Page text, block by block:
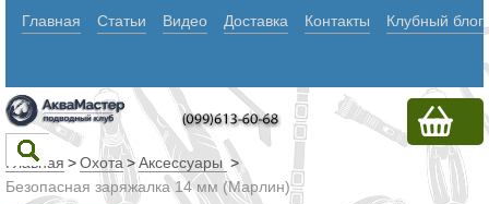
Главная Статьи Видео Доставка Контакты Клубный блог
Главная >Охота >Аксессуары >
Безопасная заряжалка 14 мм (Марлин)